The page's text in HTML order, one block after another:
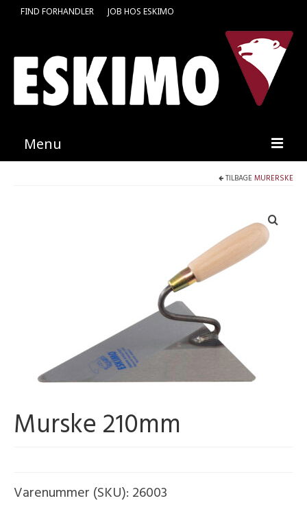
FIND FORHANDLER JOB HOS ESKIMO
Menu
Find en medarbejder
TILBAGEMURERSKE
Murske 210mm
Varenummer (SKU): 26003